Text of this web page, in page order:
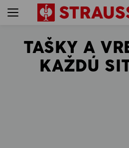
TAŠKY A
KAŽDÚ
58